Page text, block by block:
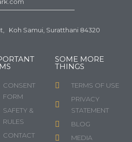
Koh Samui, Suratthani 84320
CONSENT
FORM
SAFETY &
RULES
CONTACT
SOME MORE
THINGS
TERMS OF USE
PRIVACY
STATEMENT
BLOG
MEDIA